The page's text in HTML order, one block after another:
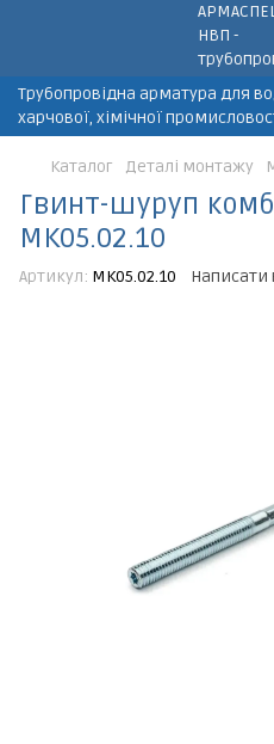
Трубопровідна арматура для
харчової, хімічної
Каталог Деталі монтажу
Гвинт-шуруп
МК05.02.10
Артикул: МК05.02.10 Написати